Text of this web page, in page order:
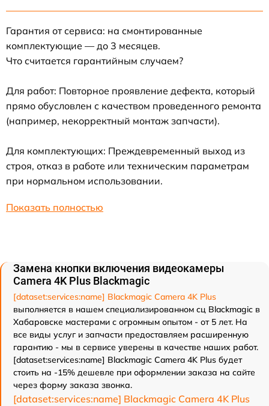
Гарантия от сервиса: на смонтированные
комплектующие — до 3 месяцев.
Что считается гарантийным случаем?
Для работ: Повторное проявление дефекта, который
прямо обусловлен с качеством проведенного ремонта
(например, некорректный монтаж запчасти).
Для комплектующих: Преждевременный выход из
строя, отказ в работе или техническим параметрам
при нормальном использовании.
Показать полностью
Замена кнопки включения видеокамеры
Camera 4K Plus Blackmagic
[dataset:services:name] Blackmagic Camera 4K Plus
выполняется в нашем специализированном сц Blackmagic в
Хабаровске мастерами с огромным опытом - от 5 лет. На
все виды услуг и запчасти предоставляем расширенную
гарантию - мы в сервисе уверены в качестве наших работ.
[dataset:services:name] Blackmagic Camera 4K Plus будет
стоить на -15% дешевле при оформлении заказа на сайте
через форму заказа звонка.
[dataset:services:name] Blackmagic Camera 4K Plus